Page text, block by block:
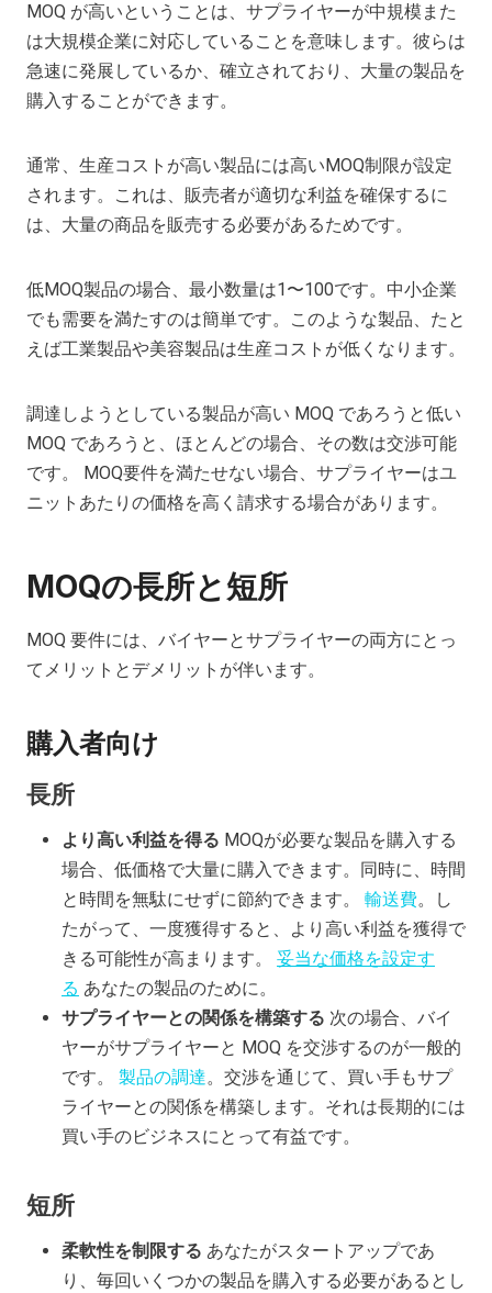
MOQ が高いということは、サプライヤーが中規模また
は大規模企業に対応していることを意味します。彼らは
急速に発展しているか、確立されており、大量の製品を
購入することができます。
通常、生産コストが高い製品には高いMOQ制限が設定
されます。これは、販売者が適切な利益を確保するに
は、大量の商品を販売する必要があるためです。
低MOQ製品の場合、最小数量は1〜100です。中小企業
でも需要を満たすのは簡単です。このような製品、たと
えば工業製品や美容製品は生産コストが低くなります。
調達しようとしている製品が高い MOQ であろうと低い
MOQ であろうと、ほとんどの場合、その数は交渉可能
です。 MOQ要件を満たせない場合、サプライヤーはユ
ニットあたりの価格を高く請求する場合があります。
MOQの長所と短所
MOQ 要件には、バイヤーとサプライヤーの両方にとっ
てメリットとデメリットが伴います。
購入者向け
長所
より高い利益を得る MOQが必要な製品を購入する
場合、低価格で大量に購入できます。同時に、時間
と時間を無駄にせずに節約できます。 輸送費。し
たがって、一度獲得すると、より高い利益を獲得で
きる可能性が高まります。 妥当な価格を設定す
る あなたの製品のために。
サプライヤーとの関係を構築する 次の場合、バイ
ヤーがサプライヤーと MOQ を交渉するのが一般的
です。 製品の調達。交渉を通じて、買い手もサプ
ライヤーとの関係を構築します。それは長期的には
買い手のビジネスにとって有益です。
短所
柔軟性を制限する あなたがスタートアップであ
り、毎回いくつかの製品を購入する必要があるとし